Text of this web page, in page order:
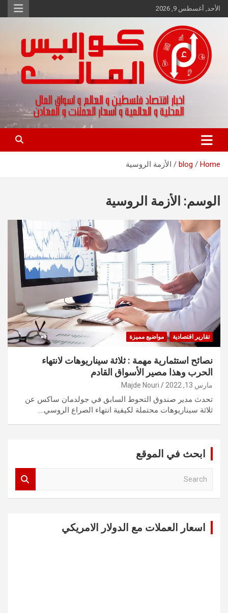
Skip
to
الأحد, أغسطس 9, 2026
كواليس المال
اخبار اقتصاد فلسطين و العالم و تقارير اسواق المال و العملات
Home
blog الأزمة الروسية
الوسم: الأزمة الروسية
تقارير اقتصادية مواضيع مميزة
نصائح استثمارية مهمة : ثلاثة سيناريوهات لانتهاء
الحرب وهذا مصير الأسواق القادم
مارس 13, 2022 Majde Nouri
تحدث مدير صندوق التحوط السابق في جولدمان ساكس عن
ثلاثة سيناريوهات محتملة لكيفية انتهاء الصراع الروسي…
ابحث في الموقع
اسعار العملات مع الدولار الامريكي